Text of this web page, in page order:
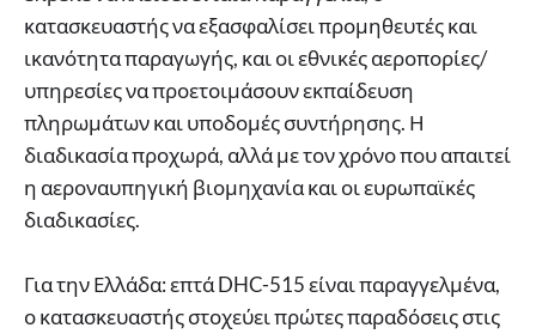
κατασκευαστής να εξασφαλίσει προμηθευτές και
ικανότητα παραγωγής, και οι εθνικές αεροπορίες/
υπηρεσίες να προετοιμάσουν εκπαίδευση
πληρωμάτων και υποδομές συντήρησης. Η
διαδικασία προχωρά, αλλά με τον χρόνο που απαιτεί
η αεροναυπηγική βιομηχανία και οι ευρωπαϊκές
διαδικασίες.
Για την Ελλάδα: επτά DHC-515 είναι παραγγελμένα,
ο κατασκευαστής στοχεύει πρώτες παραδόσεις στις